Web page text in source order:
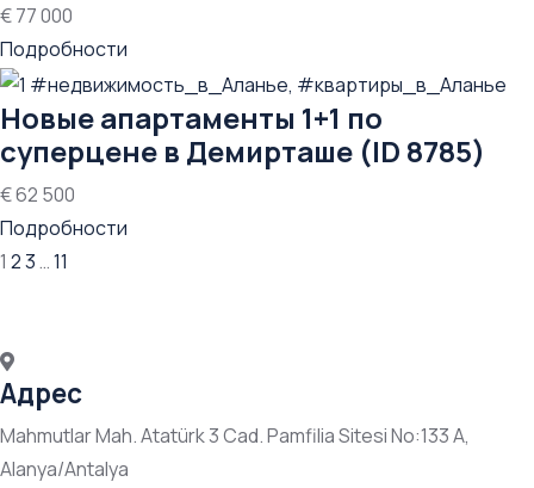
€ 77 000
Подробности
Новые апартаменты 1+1 по
суперцене в Демирташе (ID 8785)
€ 62 500
Подробности
1 23…11
Адрес
Mahmutlar Mah. Atatürk 3 Cad. Pamfilia Sitesi No:133 A,
Alanya/Antalya